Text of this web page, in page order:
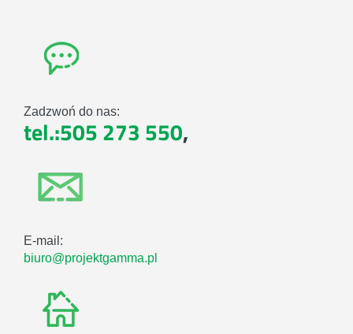
Zadzwoń do nas:
tel.:505 273 550,
E-mail:
biuro@projektgamma.pl